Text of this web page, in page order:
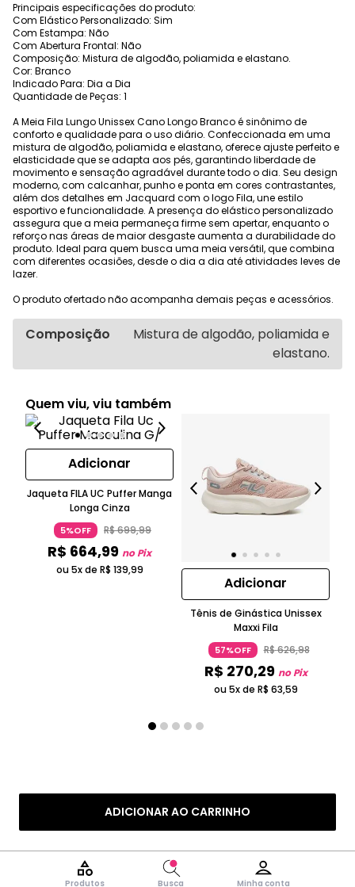
Produtos Busca Minha conta
ADICIONAR AO CARRINHO
Principais especificações do produto:
Com Elástico Personalizado: Sim
Com Estampa: Não
Com Abertura Frontal: Não
Composição: Mistura de algodão, poliamida e elastano.
Cor: Branco
Indicado Para: Dia a Dia
Quantidade de Peças: 1
A Meia Fila Lungo Unissex Cano Longo Branco é sinônimo de
conforto e qualidade para o uso diário. Confeccionada em uma
mistura de algodão, poliamida e elastano, oferece ajuste perfeito e
elasticidade que se adapta aos pés, garantindo liberdade de
movimento e sensação agradável durante todo o dia. Seu design
moderno, com calcanhar, punho e ponta em cores contrastantes,
além dos detalhes em Jacquard com o logo Fila, une estilo
esportivo e funcionalidade. A presença do elástico personalizado
assegura que a meia permaneça firme sem apertar, enquanto o
reforço nas áreas de maior desgaste aumenta a durabilidade do
produto. Ideal para quem busca uma meia versátil, que combina
com diferentes ocasiões, desde o dia a dia até atividades leves de
lazer.
O produto ofertado não acompanha demais peças e acessórios.
Composição
Mistura de algodão, poliamida e
elastano.
Quem viu, viu também
Adicionar
Jaqueta FILA UC Puffer Manga
Longa Cinza
5%OFF R$699,99
R$ 664,99 no Pix
ou 5x de R$ 139,99
Adicionar
Tênis de Ginástica Unissex
Maxxi Fila
57%OFF R$626,98
R$ 270,29 no Pix
ou 5x de R$ 63,59